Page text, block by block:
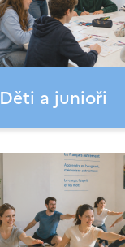
Děti a junioři